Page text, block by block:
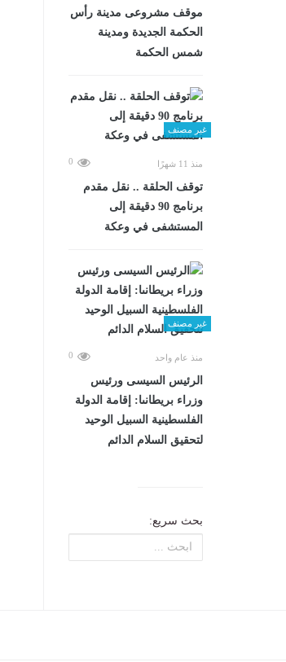
موقف مشروعى مدينة رأس
الحكمة الجديدة ومدينة
شمس الحكمة
غير مصنف
منذ 11 شهرًا 0
توقف الحلقة .. نقل مقدم
برنامج 90 دقيقة إلى
المستشفى في وعكة
غير مصنف
منذ عام واحد 0
الرئيس السيسى ورئيس
وزراء بريطانىا: إقامة الدولة
الفلسطينية السبيل الوحيد
لتحقيق السلام الدائم
بحث سريع: